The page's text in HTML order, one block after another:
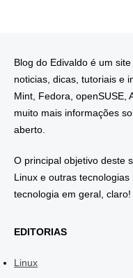
Blog do Edivaldo é um
noticias, dicas, tutoriais e
Mint, Fedora, openSUSE,
muito mais informações
aberto.
O principal objetivo deste
Linux e outras
tecnologia em geral, claro!
EDITORIAS
Linux